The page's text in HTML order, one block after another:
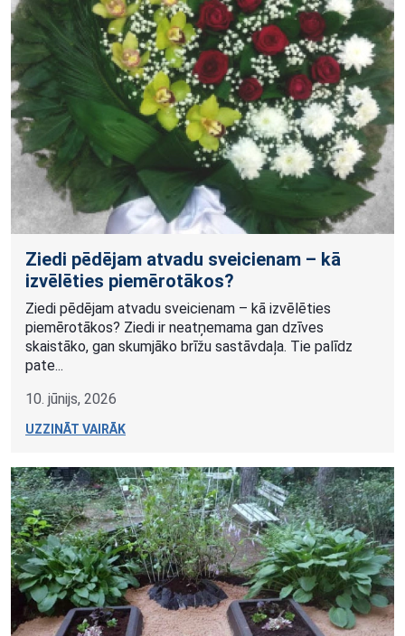
Ziedi pēdējam atvadu sveicienam – kā
izvēlēties piemērotākos?
Ziedi pēdējam atvadu sveicienam – kā izvēlēties
piemērotākos? Ziedi ir neatņemama gan dzīves
skaistāko, gan skumjāko brīžu sastāvdaļa. Tie palīdz
pate...
10. jūnijs, 2026
UZZINĀT VAIRĀK